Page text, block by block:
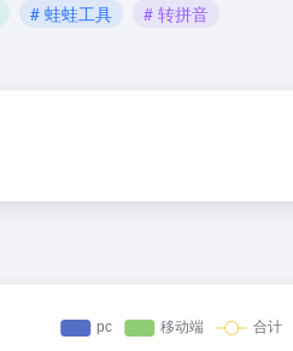
# 蛙蛙工具 # 转拼音